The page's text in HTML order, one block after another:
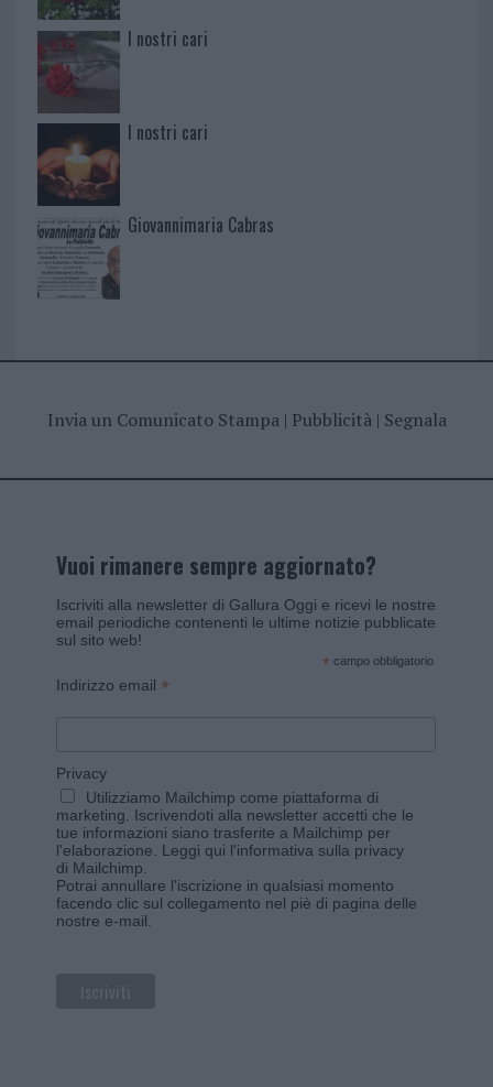
I nostri cari
I nostri cari
Giovannimaria Cabras
Invia un Comunicato Stampa| Pubblicità| Segnala
Vuoi rimanere sempre aggiornato?
Iscriviti alla newsletter di Gallura Oggi e ricevi le nostre
email periodiche contenenti le ultime notizie pubblicate
sul sito web!
* campo obbligatorio
Indirizzo email *
Privacy
Utilizziamo Mailchimp come piattaforma di
marketing. Iscrivendoti alla newsletter accetti che le
tue informazioni siano trasferite a Mailchimp per
l'elaborazione. Leggi qui l'informativa sulla privacy
di Mailchimp
Potrai annullare l'iscrizione in qualsiasi momento
facendo clic sul collegamento nel piè di pagina delle
nostre e-mail.